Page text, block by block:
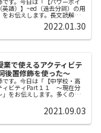
語）】~ed（過去分詞）の用
お伝えします。長文読解で
「準動詞」です。準動詞と
2022.01.30
業で使えるアクティビテ
置修飾を使った〜
す。今日は「【中学校・高
ィビティPart１１ 〜現在分
をお伝えします。多くの中
置修飾」、英語を教えてい
2021.09.03